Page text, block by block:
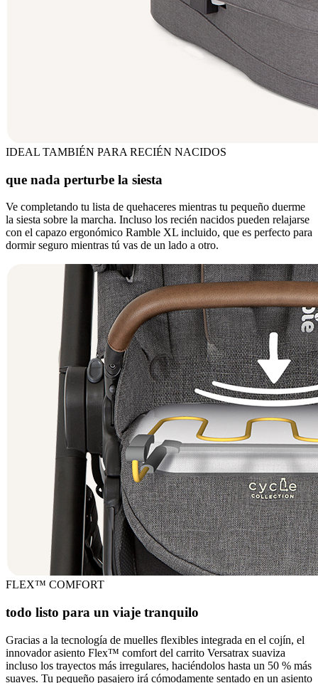
IDEAL TAMBIÉN PARA RECIÉN NACIDOS
que nada perturbe la siesta
Ve completando tu lista de quehaceres mientras tu pequeño duerme
la siesta sobre la marcha. Incluso los recién nacidos pueden relajarse
con el capazo ergonómico Ramble XL incluido, que es perfecto para
dormir seguro mientras tú vas de un lado a otro.
FLEX™ COMFORT
todo listo para un viaje tranquilo
Gracias a la tecnología de muelles flexibles integrada en el cojín, el
innovador asiento Flex™ comfort del carrito Versatrax suaviza
incluso los trayectos más irregulares, haciéndolos hasta un 50 % más
suaves. Tu pequeño pasajero irá cómodamente sentado en un asiento